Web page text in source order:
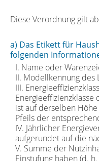
Diese Verordnung gilt
a) Das Etikett für
folgenden
I. Name oder
II. Modellkennung des
III.
Energieeffizienzklasse
ist auf derselben
Pfeils der
IV. Jährlicher
aufgerundet auf die
V. Summe der
Einstufung haben (d.